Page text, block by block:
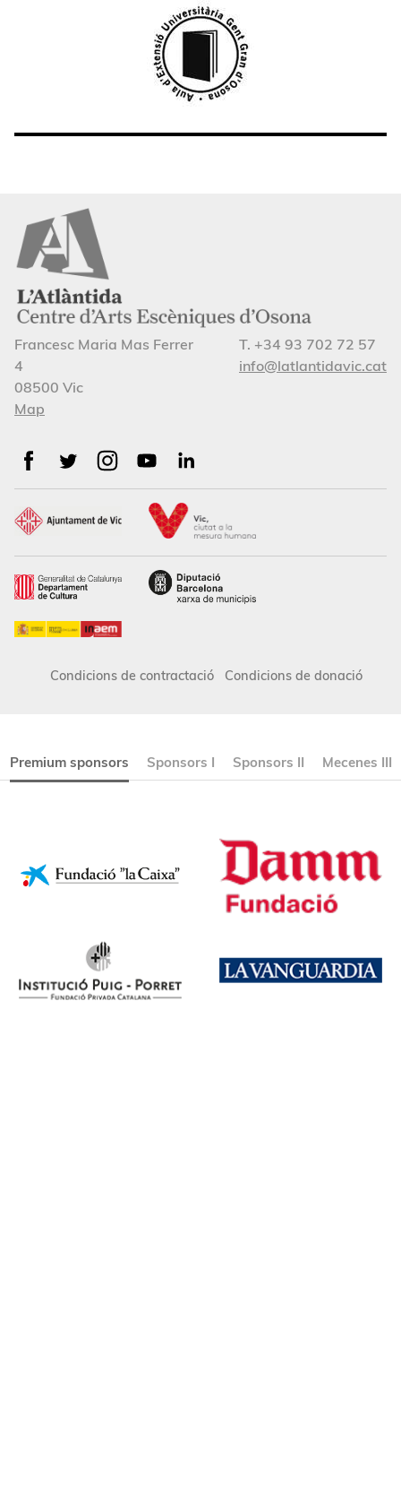
Francesc Maria Mas Ferrer
4
08500 Vic
Map
T. +34 93 702 72 57
info@latlantidavic.cat
Condicions de contractació Condicions de donació
Premium sponsors Sponsors I Sponsors II Mecenes III